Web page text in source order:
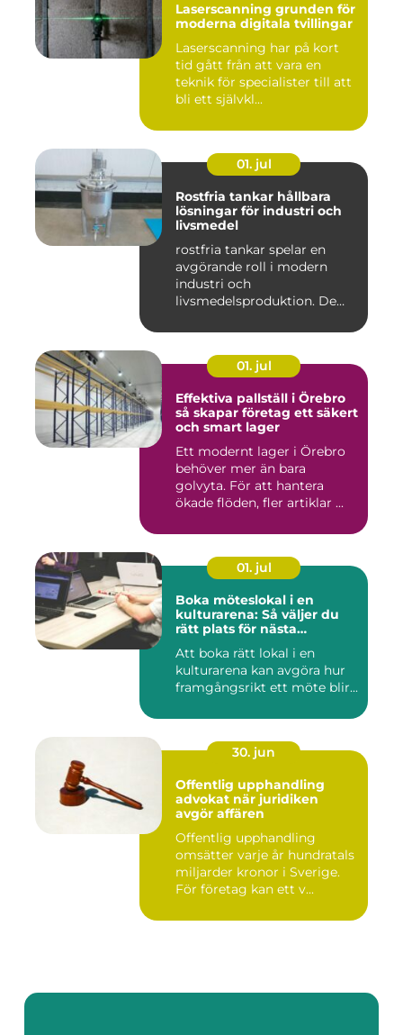
Laserscanning grunden för
moderna digitala tvillingar
Laserscanning har på kort
tid gått från att vara en
teknik för specialister till att
bli ett självkl...
01. jul
Rostfria tankar hållbara
lösningar för industri och
livsmedel
rostfria tankar spelar en
avgörande roll i modern
industri och
livsmedelsproduktion. De
01. jul
Effektiva pallställ i Örebro
så skapar företag ett säkert
och smart lager
Ett modernt lager i Örebro
behöver mer än bara
golvyta. För att hantera
ökade flöden, fler artiklar ...
01. jul
Boka möteslokal i en
kulturarena: Så väljer du
rätt plats för nästa
Att boka rätt lokal i en
kulturarena kan avgöra hur
framgångsrikt ett möte blir...
30. jun
Offentlig upphandling
advokat när juridiken
avgör affären
Offentlig upphandling
omsätter varje år hundratals
miljarder kronor i Sverige.
För företag kan ett v...